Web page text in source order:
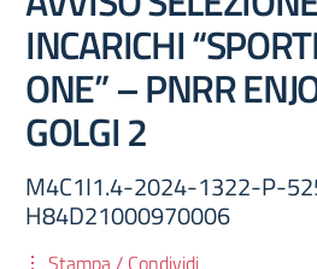
INCARICHI
ONE” – PNRR
GOLGI 2
M4C1I1.4-2024-1322-P-
H84D21000970006
Stampa / Condividi